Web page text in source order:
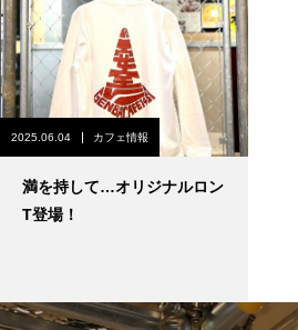
2025.06.04 カフェ情報
満を持して…オリジナルロン
T登場！